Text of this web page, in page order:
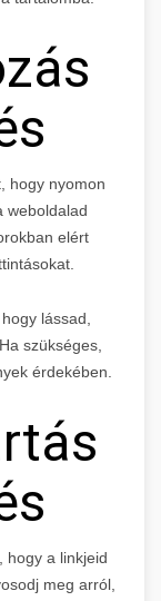
hogy nyomon
weboldalad
elért
lássad,
szükséges,
érdekében.
hogy a linkjeid
meg arról,